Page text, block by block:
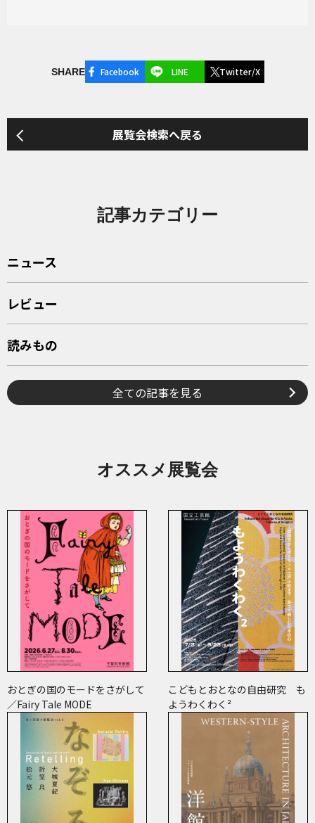
SHARE Facebook LINE Twitter/X
展覧会検索へ戻る
記事カテゴリー
ニュース
レビュー
読みもの
全ての記事を見る
オススメ展覧会
おとぎの国のモードをさがして
／Fairy Tale MODE
こどもとおとなの自由研究 も
ようわくわく²